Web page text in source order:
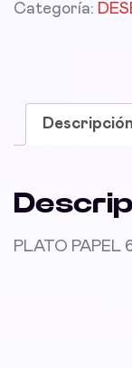
Categoría:
Descripción
PLATO PAPEL